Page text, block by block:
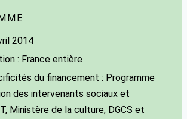
2014
: France entière
du financement : Programme
des intervenants sociaux et
Ministère de la culture, DGCS et